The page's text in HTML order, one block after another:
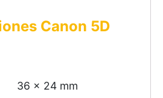
Canon 5D
36 x 24 mm